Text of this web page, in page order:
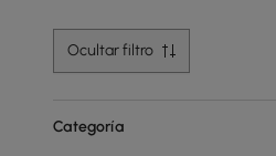
Ocultar filtro
Categoría